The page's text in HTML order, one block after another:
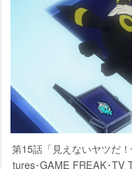
第15話「見えないヤツだ
tures･GAME FREAK･TV